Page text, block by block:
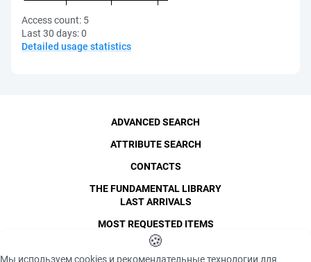
Access count: 5
Last 30 days:0
Detailed usage statistics
SPbPU, 1996-2026
Copyright and Personal Data
ADVANCED SEARCH
ATTRIBUTE SEARCH
CONTACTS
THE FUNDAMENTAL LIBRARY
LAST ARRIVALS
MOST REQUESTED ITEMS
🍪
Мы используем cookies и рекомендательные технологии для